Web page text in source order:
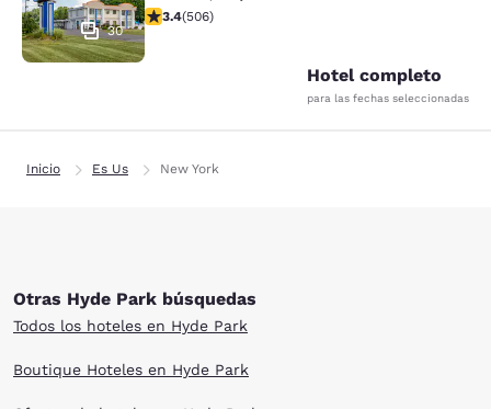
30
calificación de 3.42 estrellas. Bueno. 506 reseñas
3.4(506)
Hotel completo
para las fechas seleccionadas
Inicio Es Us New York
Otras Hyde Park búsquedas
Todos los hoteles en Hyde Park
Boutique Hoteles en Hyde Park